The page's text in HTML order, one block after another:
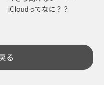
iCloudってなに？？
る